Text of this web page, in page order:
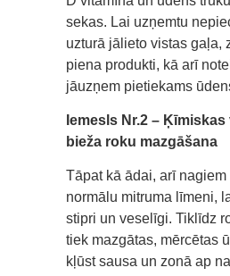
sekas. Lai uzņemtu
uzturā jālieto vistas gaļa,
piena produkti, kā arī
jāuzņem pietiekams
Iemesls Nr.2 –
bieža roku mazgāšana
Tāpat kā ādai, arī
normālu mitruma līmeni,
stipri un veselīgi. Tiklīdz
tiek mazgātas, mērcētas
kļūst sausa un zonā ap